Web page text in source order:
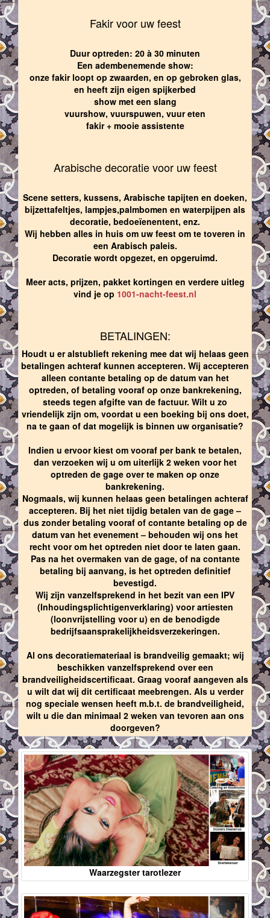
Fakir voor uw feest
Duur optreden: 20 à 30 minuten
Een adembenemende show:
onze fakir loopt op zwaarden, en op gebroken glas,
en heeft zijn eigen spijkerbed
show met een slang
vuurshow, vuurspuwen, vuur eten
fakir + mooie assistente
Arabische decoratie voor uw feest
Scene setters, kussens, Arabische tapijten en doeken,
bijzettafeltjes, lampjes,palmbomen en waterpijpen als
decoratie, bedoeïenentent, enz.
Wij hebben alles in huis om uw feest om te toveren in
een Arabisch paleis.
Decoratie wordt opgezet, en opgeruimd.
Meer acts, prijzen, pakket kortingen en verdere uitleg
vind je op 1001-nacht-feest.nl
BETALINGEN:
Houdt u er alstublieft rekening mee dat wij helaas geen
betalingen achteraf kunnen accepteren. Wij accepteren
alleen contante betaling op de datum van het
optreden, of betaling vooraf op onze bankrekening,
steeds tegen afgifte van de factuur. Wilt u zo
vriendelijk zijn om, voordat u een boeking bij ons doet,
na te gaan of dat mogelijk is binnen uw organisatie?
Indien u ervoor kiest om vooraf per bank te betalen,
dan verzoeken wij u om uiterlijk 2 weken voor het
optreden de gage over te maken op onze
bankrekening.
Nogmaals, wij kunnen helaas geen betalingen achteraf
accepteren. Bij het niet tijdig betalen van de gage –
dus zonder betaling vooraf of contante betaling op de
datum van het evenement – behouden wij ons het
recht voor om het optreden niet door te laten gaan.
Pas na het overmaken van de gage, of na contante
betaling bij aanvang, is het optreden definitief
bevestigd.
Wij zijn vanzelfsprekend in het bezit van een IPV
(Inhoudingsplichtigenverklaring) voor artiesten
(loonvrijstelling voor u) en de benodigde
bedrijfsaansprakelijkheidsverzekeringen.
Al ons decoratiemateriaal is brandveilig gemaakt; wij
beschikken vanzelfsprekend over een
brandveiligheidscertificaat. Graag vooraf aangeven als
u wilt dat wij dit certificaat meebrengen. Als u verder
nog speciale wensen heeft m.b.t. de brandveiligheid,
wilt u die dan minimaal 2 weken van tevoren aan ons
doorgeven?
Waarzegster tarotlezer